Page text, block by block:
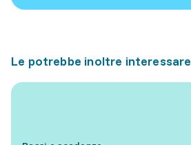
Le potrebbe inoltre interessare